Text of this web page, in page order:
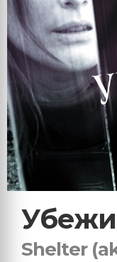
Shelter